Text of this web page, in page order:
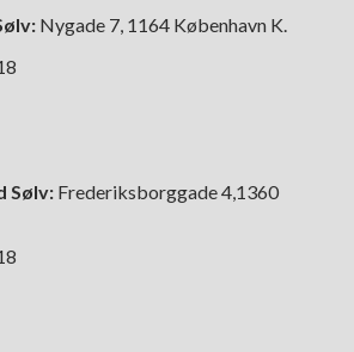
Nygade 7, 1164 København K.
Sølv: Frederiksborggade 4,1360